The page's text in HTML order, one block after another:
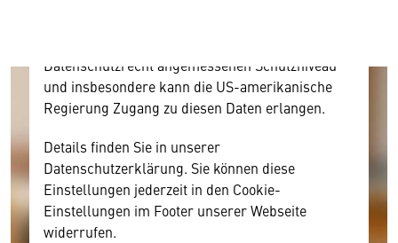
Datenschutzrecht angemessenen Schutzniveau
und insbesondere kann die US-amerikanische
Regierung Zugang zu diesen Daten erlangen.
Details finden Sie in unserer
Datenschutzerklärung. Sie können diese
Einstellungen jederzeit in den Cookie-
Einstellungen im Footer unserer Webseite
widerrufen.